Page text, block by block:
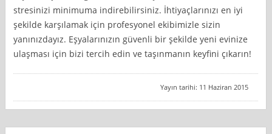
stresinizi minimuma indirebilirsiniz. İhtiyaçlarınızı en iyi
şekilde karşılamak için profesyonel ekibimizle sizin
yanınızdayız. Eşyalarınızın güvenli bir şekilde yeni evinize
ulaşması için bizi tercih edin ve taşınmanın keyfini çıkarın!
Yayın tarihi: 11 Haziran 2015